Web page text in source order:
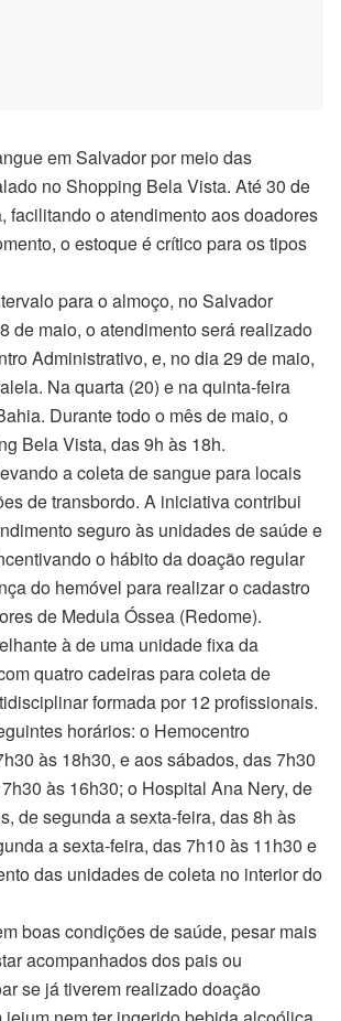
em Salvador por meio das
no Shopping Bela Vista. Até 30 de
facilitando o atendimento aos doadores
o estoque é crítico para os tipos
para o almoço, no Salvador
de maio, o atendimento será realizado
Administrativo, e, no dia 29 de maio,
Na quarta (20) e na quinta-feira
Durante todo o mês de maio, o
Bela Vista, das 9h às 18h.
a coleta de sangue para locais
de transbordo. A iniciativa contribui
seguro às unidades de saúde e
o hábito da doação regular
do hemóvel para realizar o cadastro
de Medula Óssea (Redome).
à de uma unidade fixa da
quatro cadeiras para coleta de
formada por 12 profissionais.
horários: o Hemocentro
às 18h30, e aos sábados, das 7h30
às 16h30; o Hospital Ana Nery, de
de segunda a sexta-feira, das 8h às
a sexta-feira, das 7h10 às 11h30 e
das unidades de coleta no interior do
boas condições de saúde, pesar mais
acompanhados dos pais ou
se já tiverem realizado doação